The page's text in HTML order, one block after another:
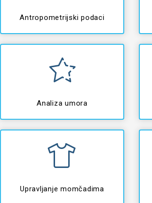
Antropometrijski podaci
Analiza umora
Upravljanje momčadima